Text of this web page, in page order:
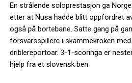
En strålende soloprestasjon ga
etter at Nusa hadde blitt oppfordret
også på bortebane. Satte gang på
forsvarsspillere i skammekroken
driblereportoar. 3-1-scoringa er
hjelp fra et slovensk ben.